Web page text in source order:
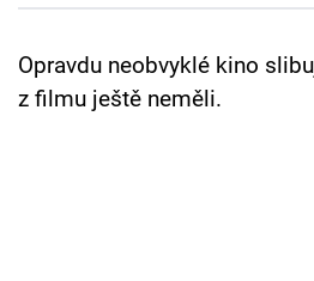
Přihlášení
Opravdu neobvyklé kino
z filmu ještě neměli.